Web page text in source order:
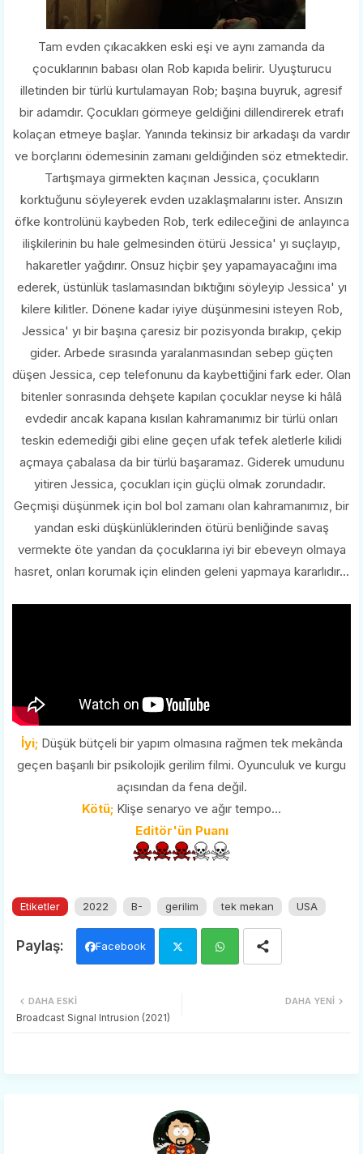
Tam evden çıkacakken eski eşi ve aynı zamanda da
çocuklarının babası olan Rob kapıda belirir. Uyuşturucu
illetinden bir türlü kurtulamayan Rob; başına buyruk, agresif
bir adamdır. Çocukları görmeye geldiğini dillendirerek etrafı
kolaçan etmeye başlar. Yanında tekinsiz bir arkadaşı da vardır
ve borçlarını ödemesinin zamanı geldiğinden söz etmektedir.
Tartışmaya girmekten kaçınan Jessica, çocukların
korktuğunu söyleyerek evden uzaklaşmalarını ister. Ansızın
öfke kontrolünü kaybeden Rob, terk edileceğini de anlayınca
ilişkilerinin bu hale gelmesinden ötürü Jessica' yı suçlayıp,
hakaretler yağdırır. Onsuz hiçbir şey yapamayacağını ima
ederek, üstünlük taslamasından bıktığını söyleyip Jessica' yı
kilere kilitler. Dönene kadar iyiye düşünmesini isteyen Rob,
Jessica' yı bir başına çaresiz bir pozisyonda bırakıp, çekip
gider. Arbede sırasında yaralanmasından sebep güçten
düşen Jessica, cep telefonunu da kaybettiğini fark eder. Olan
bitenler sonrasında dehşete kapılan çocuklar neyse ki hâlâ
evdedir ancak kapana kısılan kahramanımız bir türlü onları
teskin edemediği gibi eline geçen ufak tefek aletlerle kilidi
açmaya çabalasa da bir türlü başaramaz. Giderek umudunu
yitiren Jessica, çocukları için güçlü olmak zorundadır.
Geçmişi düşünmek için bol bol zamanı olan kahramanımız, bir
yandan eski düşkünlüklerinden ötürü benliğinde savaş
vermekte öte yandan da çocuklarına iyi bir ebeveyn olmaya
hasret, onları korumak için elinden geleni yapmaya kararlıdır...
İyi;Düşük bütçeli bir yapım olmasına rağmen tek mekânda
geçen başarılı bir psikolojik gerilim filmi. Oyunculuk ve kurgu
açısından da fena değil.
Kötü; Klişe senaryo ve ağır tempo...
Editör'ün Puanı
Etiketler 2022 B- gerilim tek mekan USA
Facebook
DAHA YENI
DAHA ESKI
Broadcast Signal Intrusion (2021)